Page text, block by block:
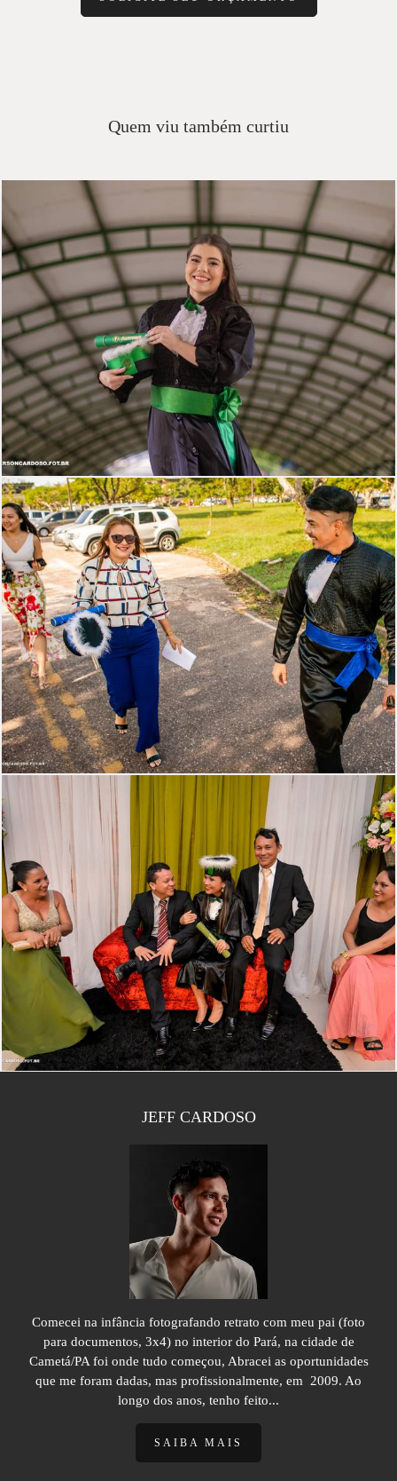
Quem viu também curtiu
458 0
1375 30
2113 0
JEFF CARDOSO
Comecei na infância fotografando retrato com meu pai (foto
para documentos, 3x4) no interior do Pará, na cidade de
Cametá/PA foi onde tudo começou, Abracei as oportunidades
que me foram dadas, mas profissionalmente, em 2009. Ao
longo dos anos, tenho feito...
SAIBA MAIS